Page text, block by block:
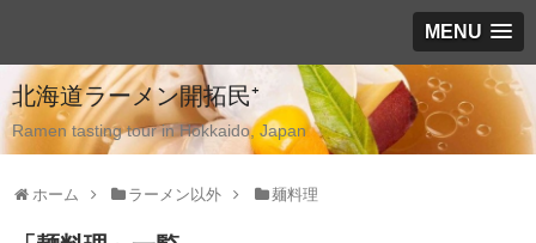
MENU
北海道ラーメン開拓民⁺
Ramen tasting tour in Hokkaido, Japan
ホーム ラーメン以外 麺料理